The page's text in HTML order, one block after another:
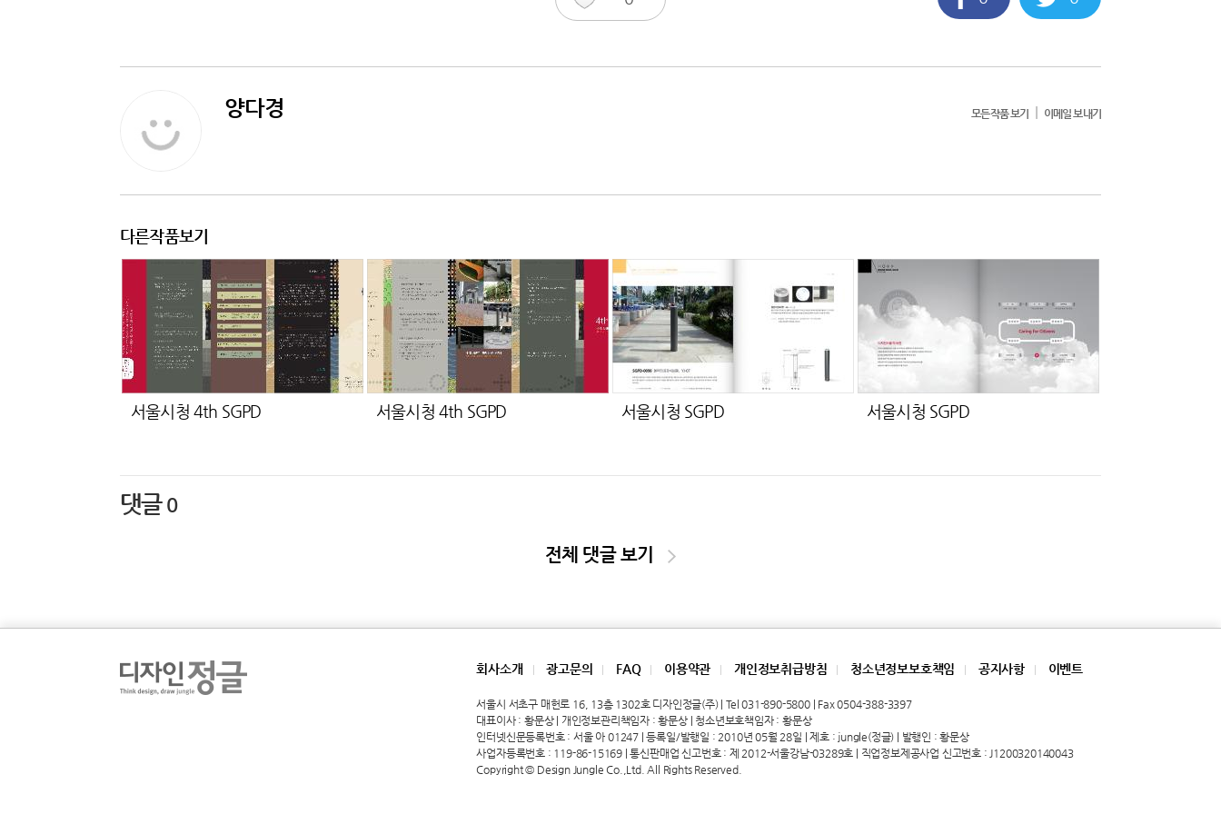
모든작품 보기 | 이메일 보내기
양다경
다른작품보기
서울시청 4th SGPD 서울시청 4th SGPD 서울시청 SGPD 서울시청 SGPD
댓글 0
전체 댓글 보기
회사소개 광고문의 FAQ 이용약관 개인정보취급방침 청소년정보보호책임 공지사항 이벤트
서울시 서초구 매헌로 16, 13층 1302호 디자인정글(주) | Tel 031-890-5800 | Fax 0504-388-3397
대표이사 : 황문상 | 개인정보관리책임자 : 황문상 | 청소년보호책임자 : 황문상
인터넷신문등록번호 : 서울 아 01247 | 등록일/발행일 : 2010년 05월 28일 | 제호 : jungle(정글) | 발행인 : 황문상
사업자등록번호 : 119-86-15169 | 통신판매업 신고번호 : 제 2012-서울강남-03289호 | 직업정보제공사업 신고번호 : J1200320140043
Copyright © Design Jungle Co.,Ltd. All Rights Reserved.